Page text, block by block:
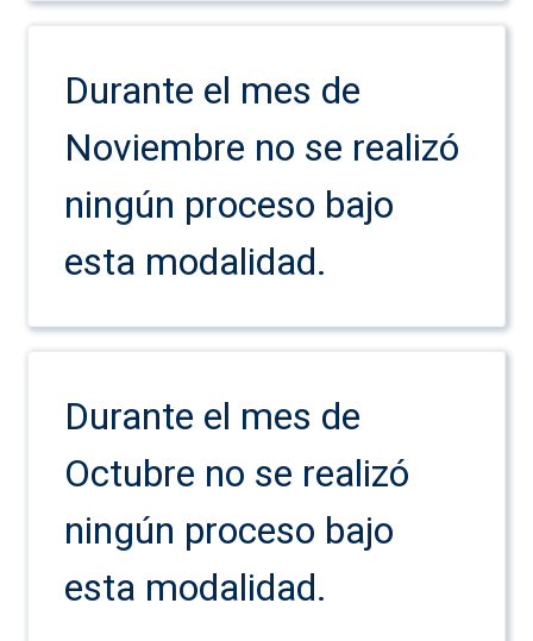
Durante el mes de
Noviembre no se realizó
ningún proceso bajo
esta modalidad.
Durante el mes de
Octubre no se realizó
ningún proceso bajo
esta modalidad.